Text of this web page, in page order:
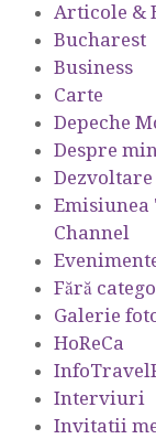
Articole &
Bucharest
Business
Carte
Depeche
Despre
Emisiunea
Channel
Fără
Galerie
HoReCa
Interviuri
Invitatii